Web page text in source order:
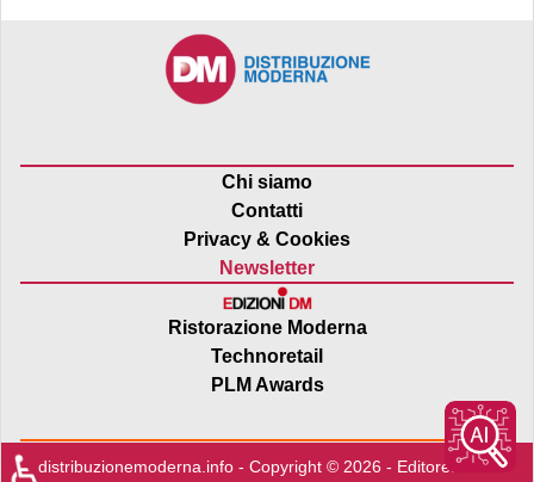
Chi siamo
Contatti
Privacy & Cookies
Newsletter
Ristorazione Moderna
Technoretail
PLM Awards
distribuzionemoderna.info - Copyright © 2026 - Editore:Edra